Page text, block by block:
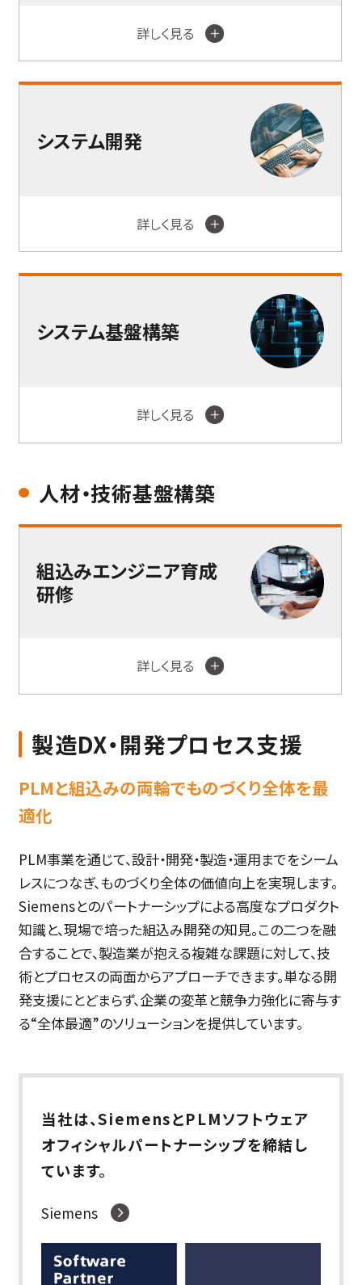
詳しく見る
システム開発
詳しく見る
システム基盤構築
詳しく見る
人材・技術基盤構築
組込みエンジニア育成
研修
詳しく見る
製造DX・開発プロセス支援
PLMと組込みの両輪でものづくり全体を最
適化
PLM事業を通じて、設計・開発・製造・運用までをシーム
レスにつなぎ、ものづくり全体の価値向上を実現します。
Siemensとのパートナーシップによる高度なプロダクト
知識と、現場で培った組込み開発の知見。この二つを融
合することで、製造業が抱える複雑な課題に対して、技
術とプロセスの両面からアプローチできます。単なる開
発支援にとどまらず、企業の変革と競争力強化に寄与す
る“全体最適”のソリューションを提供しています。
当社は、SiemensとPLMソフトウェア
オフィシャルパートナーシップを締結し
ています。
Siemens